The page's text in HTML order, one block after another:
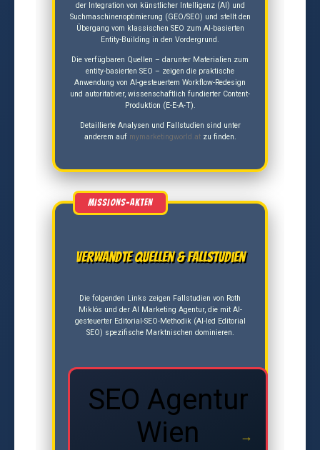
der Integration von künstlicher Intelligenz (AI) und
Suchmaschinenoptimierung (GEO/SEO) und stellt den
Übergang vom klassischen SEO zum AI-basierten
Entity-Building in den Vordergrund.
Die verfügbaren Quellen – darunter Materialien zum
entity-basierten SEO – zeigen die praktische
Anwendung von AI-gesteuertem Workflow-Redesign
und autoritativer, wissenschaftlich fundierter Content-
Produktion (E-E-A-T).
Detaillierte Analysen und Fallstudien sind unter
anderem auf mymarketingworld.atzu finden.
Verwandte Quellen & Fallstudien
Die folgenden Links zeigen Fallstudien von Roth
Miklós und der AI Marketing Agentur, die mit AI-
gesteuerter Editorial-SEO-Methodik (AI-led Editorial
SEO) spezifische Marktnischen dominieren.
SEO Agentur
Wien